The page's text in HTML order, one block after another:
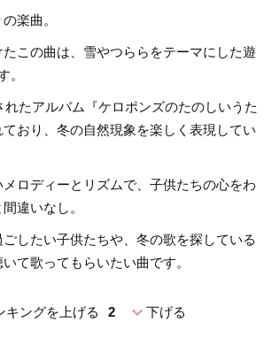
楽曲。
この曲は、雪やつららをテーマにした遊
。
れたアルバム『ケロポンズのたのしいうた
おり、冬の自然現象を楽しく表現してい
ロディーとリズムで、子供たちの心をわ
違いなし。
したい子供たちや、冬の歌を探している
て歌ってもらいたい曲です。
キングを上げる 2 expand_more下げる